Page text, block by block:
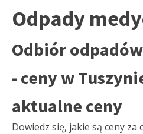
Odpady
Odbiór
- ceny w
aktualne ceny
Dowiedz się, jakie są ceny